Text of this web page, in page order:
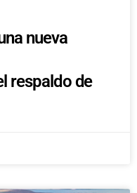
nueva
respaldo de